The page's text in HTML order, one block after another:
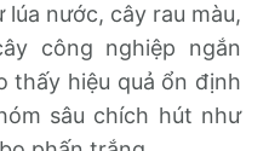
nước, cây rau màu,
công nghiệp ngắn
thấy hiệu quả ổn định
sâu chích hút như